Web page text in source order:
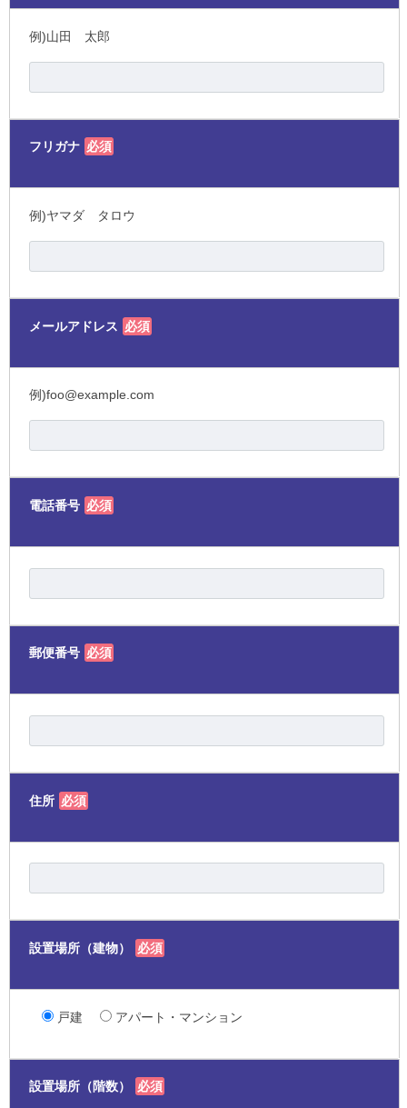
例)山田 太郎
フリガナ 必須
例)ヤマダ タロウ
メールアドレス 必須
例)foo@example.com
電話番号 必須
郵便番号 必須
住所 必須
設置場所（建物） 必須
戸建 アパート・マンション
設置場所（階数） 必須